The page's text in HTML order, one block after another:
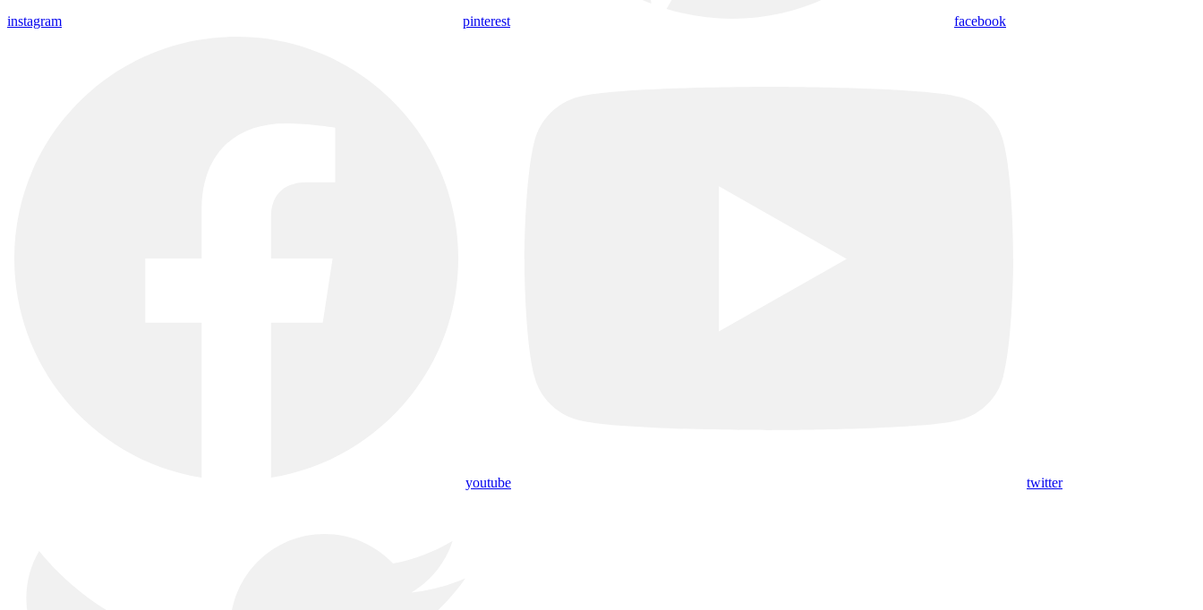
instagram pinterest facebook
youtube twitter